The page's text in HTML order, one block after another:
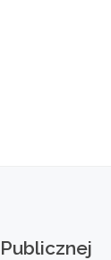
Publicznej